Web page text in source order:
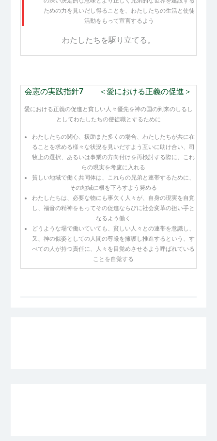
ための力を見いだし得ることを、わたしたちの生活と使徒
活動をもって宣言するよう
わたしたちを駆り立てる。
会憲の実践指針7 ＜愛における正義の促進＞
愛における正義の促進と貧しい人々優先を神の国の到来のしるし
としてわたしたちの使徒職とするために
わたしたちの関心、援助また多くの場合、わたしたちが共に在
ることを求める様々な状況を見いだすよう互いに助け合い、司
牧上の選択、あるいは事業の方向付けを再検討する際に、これ
らの現実を考慮に入れる
貧しい地域で働く共同体は、これらの兄弟と連帯するために、
その地域に根を下ろすよう努める
わたしたちは、必要な物にも事欠く人々が、自身の現実を自覚
し、福音の精神をもってその促進ならびに社会変革の担い手と
なるよう働く
どうような場で働いていても、貧しい人々との連帯を意識し、
又、神の似姿としての人間の尊厳を擁護し推進するという、す
べての人が持つ責任に、人々を目覚めさせるよう呼ばれている
ことを自覚する